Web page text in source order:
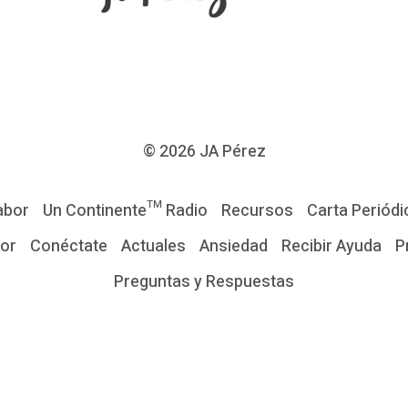
© 2026 JA Pérez
Un Continente™ Radio Recursos
Carta
Conéctate Actuales Ansiedad Recibir Ayuda
Preguntas y Respuestas